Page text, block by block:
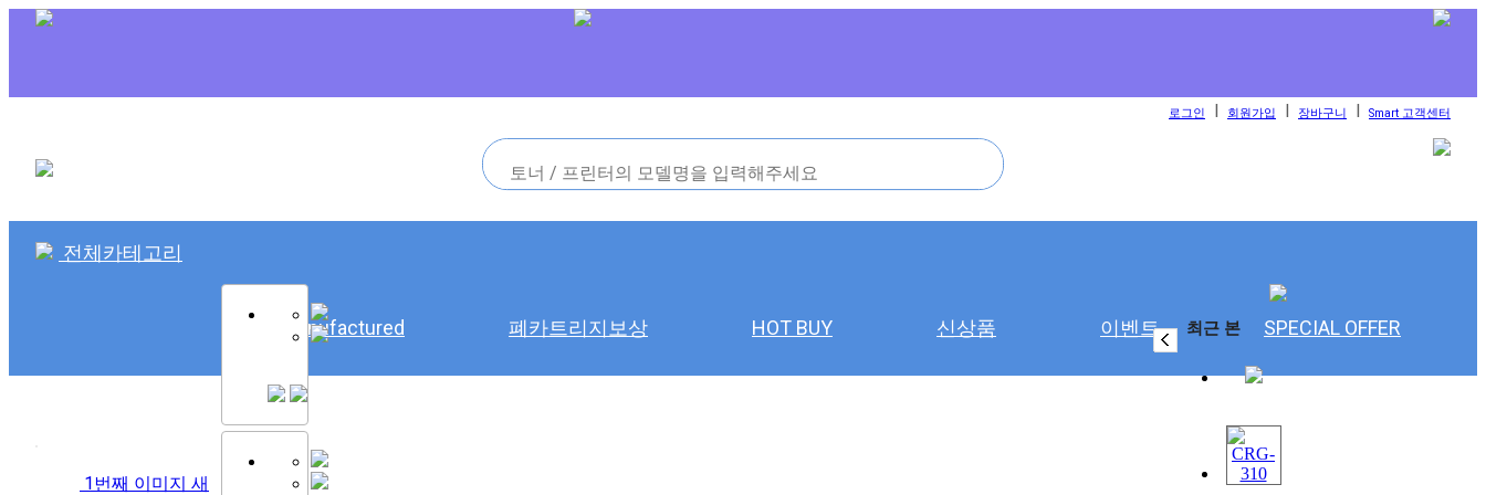
최근 본
로그인 l 회원가입 l 장바구니 l Smart 고객센터
전체카테고리
SK Remanufactured 폐카트리지보상 HOT BUY 신상품 이벤트 SPECIAL OFFER
1번째 이미지 새